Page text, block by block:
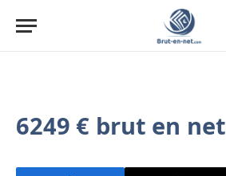
6249 € brut en net